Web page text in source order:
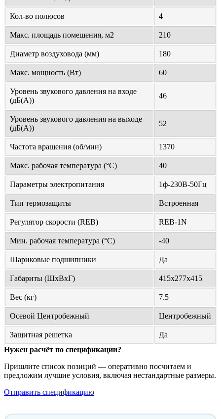
Кол-во полюсов 4
Макс. площадь помещения, м2 210
Диаметр воздуховода (мм) 180
Макс. мощность (Вт) 60
Уровень звукового давления на входе
(дБ(А))
46
Уровень звукового давления на выходе
(дБ(А))
52
Частота вращения (об/мин) 1370
Макс. рабочая температура (°С) 40
Параметры электропитания 1ф-230В-50Гц
Тип термозащиты Встроенная
Регулятор скорости (REB) REB-1N
Мин. рабочая температура (°С) -40
Шариковые подшипники Да
Габариты (ШхВхГ) 415х277х415
Вес (кг) 7.5
Осевой Центробежный Центробежный
Защитная решетка
Да
Нужен расчёт по спецификации?
Пришлите список позиций — оперативно посчитаем и
предложим лучшие условия, включая нестандартные размеры.
Отправить спецификацию